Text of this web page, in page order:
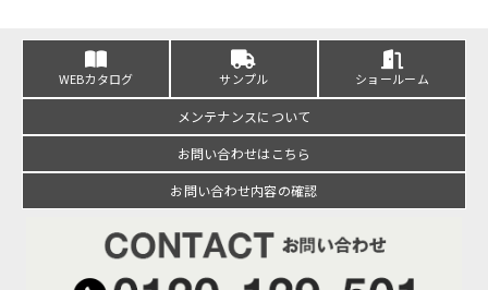
WEBカタログ サンプル ショールーム
メンテナンスについて
お問い合わせはこちら
お問い合わせ内容の確認